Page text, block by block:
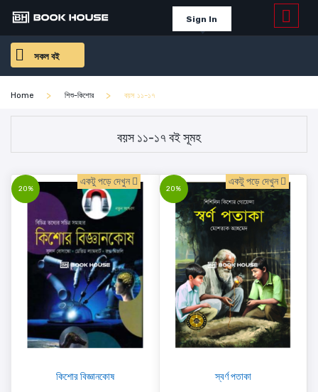
Sign In
সকল বই
Home শিশু-কিশোর বয়স ১১-১৭
বয়স ১১-১৭ বই সূমহ
20%
একটু পড়ে দেখুন
কিশোর বিজ্ঞানকোষ
20%
একটু পড়ে দেখুন
স্বর্ণ পতাকা